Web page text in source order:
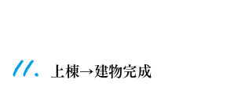
11. 上棟→建物完成